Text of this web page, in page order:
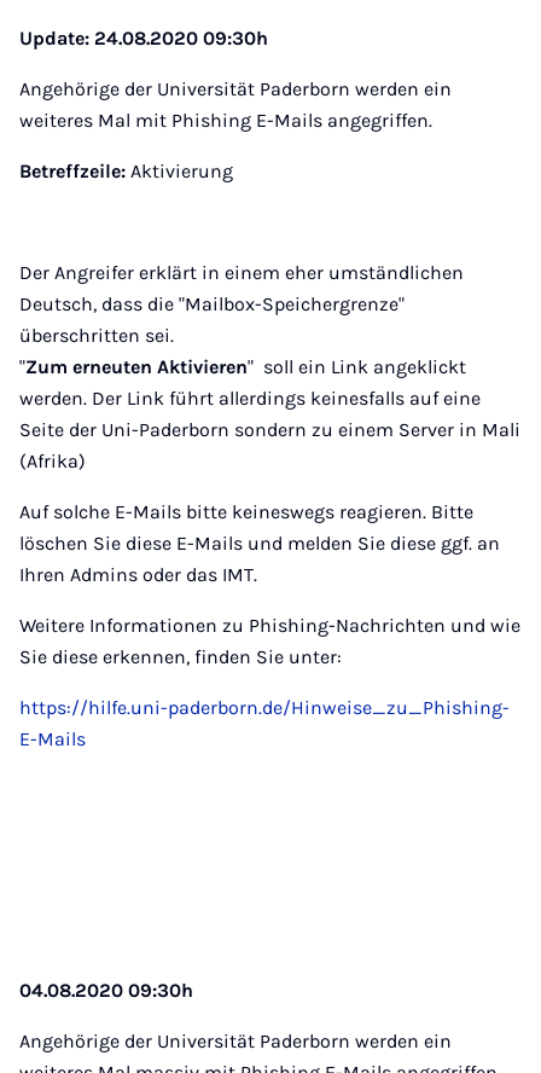
Update: 24.08.2020 09:30h
Angehörige der Universität Paderborn werden ein
weiteres Mal mit Phishing E-Mails angegriffen.
Betreffzeile: Aktivierung
Der Angreifer erklärt in einem eher umständlichen
Deutsch, dass die "Mailbox-Speichergrenze"
überschritten sei.
"Zum erneuten Aktivieren" soll ein Link angeklickt
werden. Der Link führt allerdings keinesfalls auf eine
Seite der Uni-Paderborn sondern zu einem Server in Mali
(Afrika)
Auf solche E-Mails bitte keineswegs reagieren. Bitte
löschen Sie diese E-Mails und melden Sie diese ggf. an
Ihren Admins oder das IMT.
Weitere Informationen zu Phishing-Nachrichten und wie
Sie diese erkennen, finden Sie unter:
https://hilfe.uni-paderborn.de/Hinweise_zu_Phishing-
E-Mails
04.08.2020 09:30h
Angehörige der Universität Paderborn werden ein